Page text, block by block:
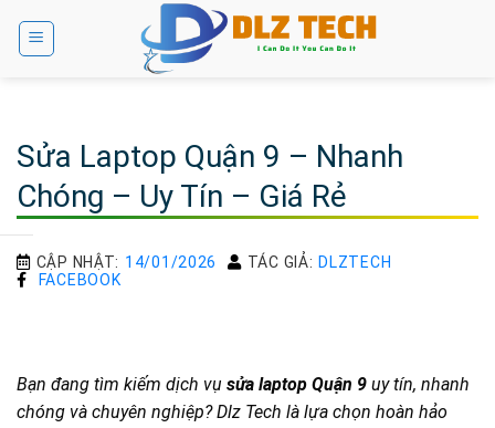
Sửa Laptop Quận 9 – Nhanh
Chóng – Uy Tín – Giá Rẻ
CẬP NHẬT: 14/01/2026 TÁC GIẢ: DLZTECH
FACEBOOK
Bạn đang tìm kiếm dịch vụ sửa laptop Quận 9 uy tín, nhanh
chóng và chuyên nghiệp? Dlz Tech là lựa chọn hoàn hảo